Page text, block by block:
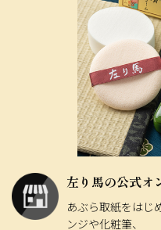
左り馬の公式オ
あぶら取紙をはじ
ンジや化粧筆、